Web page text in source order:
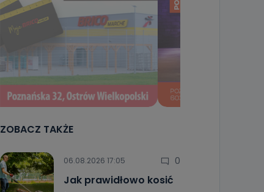
ZOBACZ TAKŻE
06.08.2026 17:05 0
Jak prawidłowo kosić